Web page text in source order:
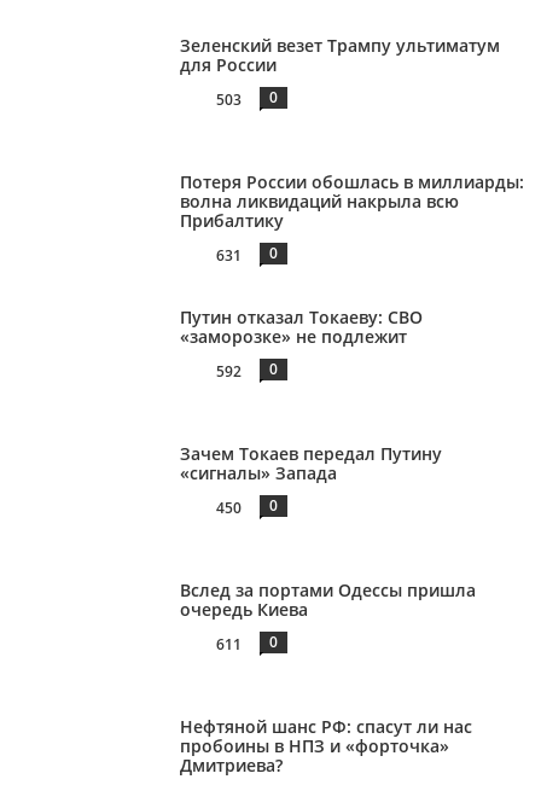
Зеленский везет Трампу ультиматум
для России
503 0
Потеря России обошлась в миллиарды:
волна ликвидаций накрыла всю
Прибалтику
631 0
Путин отказал Токаеву: СВО
«заморозке» не подлежит
592 0
Зачем Токаев передал Путину
«сигналы» Запада
450 0
Вслед за портами Одессы пришла
очередь Киева
611 0
Нефтяной шанс РФ: спасут ли нас
пробоины в НПЗ и «форточка»
Дмитриева?